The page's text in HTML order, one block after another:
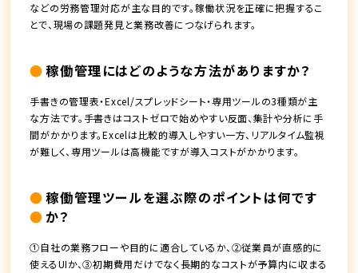
などの労務管理対応が主な目的です。稼働状況を正確に把握するこ
とで、現場の課題発見と業務改善につなげられます。
稼働管理にはどのような方法がありますか？
手書きの管理表・Excel/スプレッドシート・専用ツールの3種類が主
な方法です。手書きはコストゼロで始めやすい反面、集計や分析に手
間がかかります。Excelは比較的導入しやすい一方、リアルタイム監視
が難しく、専用ツールは高機能ですが導入コストがかかります。
稼働管理ツールを選ぶ際のポイントは何です
か？
①自社の業務フローや目的に適合しているか、②従業員が直感的に
使えるUIか、③初期費用だけでなく長期的なコストが予算内に収まる